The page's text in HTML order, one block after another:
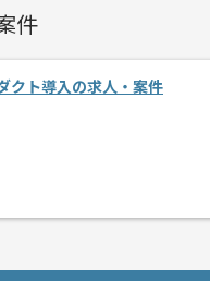
件
クト導入の求人・案件